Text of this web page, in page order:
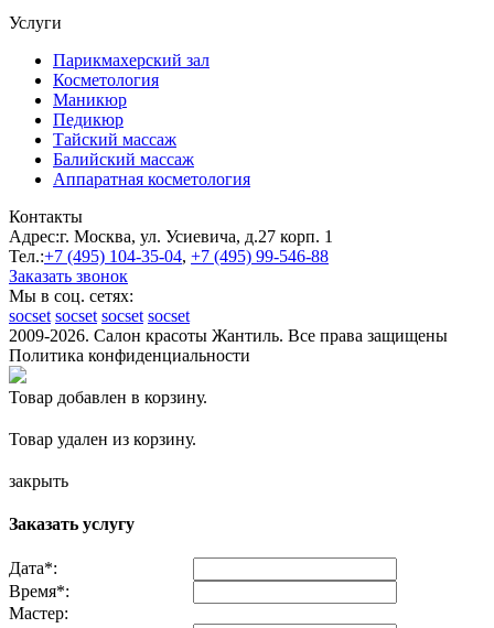
Услуги
Парикмахерский зал
Косметология
Маникюр
Педикюр
Тайский массаж
Балийский массаж
Аппаратная косметология
Контакты
Адрес:г. Москва, ул. Усиевича, д.27 корп. 1
Тел.:+7 (495) 104-35-04, +7 (495) 99-546-88
Заказать звонок
Мы в соц. сетях:
socset socset socset socset
2009-2026. Салон красоты Жантиль. Все права защищены
Политика конфиденциальности
Товар добавлен в корзину.
Товар удален из корзину.
закрыть
Заказать услугу
Дата*:
Время*:
Мастер: